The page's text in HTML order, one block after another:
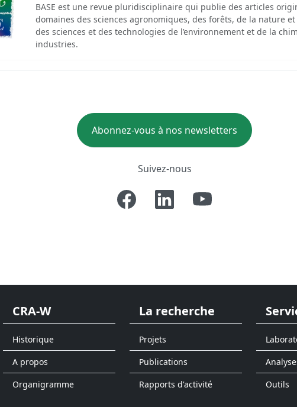
BASE est une revue pluridisciplinaire qui publie des articles
domaines des sciences agronomiques, des forêts, de la nature et
des sciences et des technologies de l’environnement et de la
industries.
Abonnez-vous à nos newsletters
Suivez-nous
CRA-W
Historique
A propos
Organigramme
La recherche
Projets
Publications
Rapports d'activité
Outils